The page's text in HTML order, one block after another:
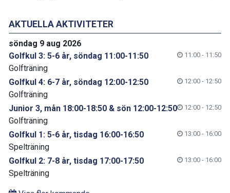
AKTUELLA AKTIVITETER
söndag 9 aug 2026
Golfkul 3: 5-6 år, söndag 11:00-11:50
11:00 - 11:50
Golfträning
Golfkul 4: 6-7 år, söndag 12:00-12:50
12:00 - 12:50
Golfträning
Junior 3, mån 18:00-18:50 & sön 12:00-12:50
12:00 - 12:50
Golfträning
Golfkul 1: 5-6 år, tisdag 16:00-16:50
13:00 - 16:00
Spelträning
Golfkul 2: 7-8 år, tisdag 17:00-17:50
13:00 - 16:00
Spelträning